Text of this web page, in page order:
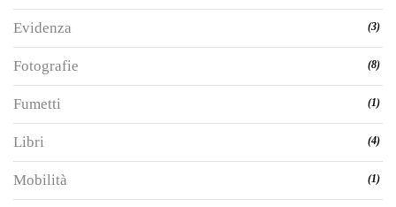
Evidenza (3)
Fotografie (8)
Fumetti (1)
Libri (4)
Mobilità (1)